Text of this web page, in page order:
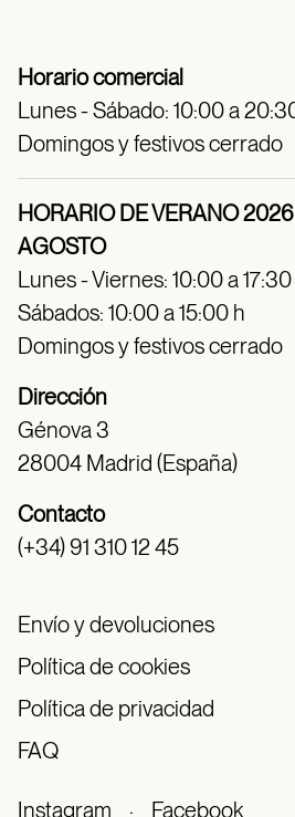
Horario comercial
Lunes - Sábado: 10:00 a
Domingos y festivos cerrado
HORARIO DE VERANO
AGOSTO
Lunes - Viernes: 10:00 a
Sábados: 10:00 a 15:00 h
Domingos y festivos cerrado
Dirección
Génova 3
28004 Madrid (España)
Contacto
(+34) 91 310 12 45
Envío y devoluciones
Política de cookies
Política de privacidad
FAQ
Instagram · Facebook